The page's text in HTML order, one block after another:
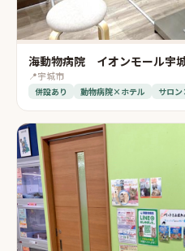
海動物病院 イオンモール宇
📍宇城市
併設あり 動物病院×ホテル サロ